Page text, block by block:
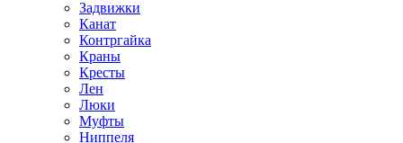
Задвижки
Канат
Контргайка
Краны
Кресты
Лен
Люки
Муфты
Ниппеля